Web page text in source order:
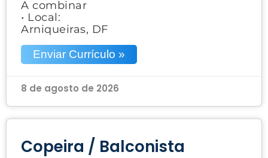
A combinar
• Local:
Arniqueiras, DF
Enviar Currículo »
8 de agosto de 2026
Copeira / Balconista